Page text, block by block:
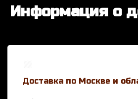
Информация о
Доставка по Москве и